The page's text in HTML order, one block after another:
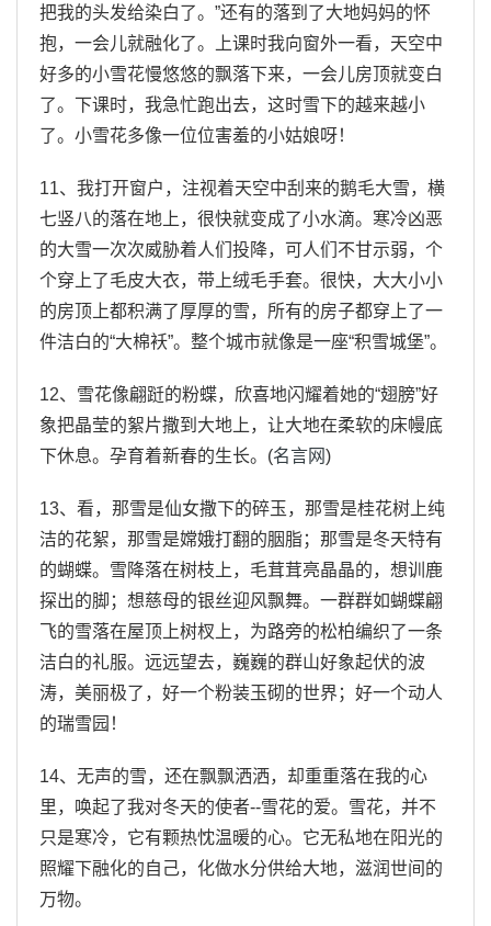
把我的头发给染白了。”还有的落到了大地妈妈的怀
抱，一会儿就融化了。上课时我向窗外一看，天空中
好多的小雪花慢悠悠的飘落下来，一会儿房顶就变白
了。下课时，我急忙跑出去，这时雪下的越来越小
了。小雪花多像一位位害羞的小姑娘呀！
11、我打开窗户，注视着天空中刮来的鹅毛大雪，横
七竖八的落在地上，很快就变成了小水滴。寒冷凶恶
的大雪一次次威胁着人们投降，可人们不甘示弱，个
个穿上了毛皮大衣，带上绒毛手套。很快，大大小小
的房顶上都积满了厚厚的雪，所有的房子都穿上了一
件洁白的“大棉袄”。整个城市就像是一座“积雪城堡”。
12、雪花像翩跹的粉蝶，欣喜地闪耀着她的“翅膀”好
象把晶莹的絮片撒到大地上，让大地在柔软的床幔底
下休息。孕育着新春的生长。(名言网)
13、看，那雪是仙女撒下的碎玉，那雪是桂花树上纯
洁的花絮，那雪是嫦娥打翻的胭脂；那雪是冬天特有
的蝴蝶。雪降落在树枝上，毛茸茸亮晶晶的，想训鹿
探出的脚；想慈母的银丝迎风飘舞。一群群如蝴蝶翩
飞的雪落在屋顶上树杈上，为路旁的松柏编织了一条
洁白的礼服。远远望去，巍巍的群山好象起伏的波
涛，美丽极了，好一个粉装玉砌的世界；好一个动人
的瑞雪园！
14、无声的雪，还在飘飘洒洒，却重重落在我的心
里，唤起了我对冬天的使者--雪花的爱。雪花，并不
只是寒冷，它有颗热忱温暖的心。它无私地在阳光的
照耀下融化的自己，化做水分供给大地，滋润世间的
万物。